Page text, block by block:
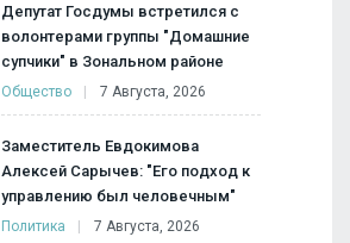
Депутат Госдумы встретился с
волонтерами группы "Домашние
супчики" в Зональном районе
Общество 7 Августа, 2026
Заместитель Евдокимова
Алексей Сарычев: "Его подход к
управлению был человечным"
Политика 7 Августа, 2026